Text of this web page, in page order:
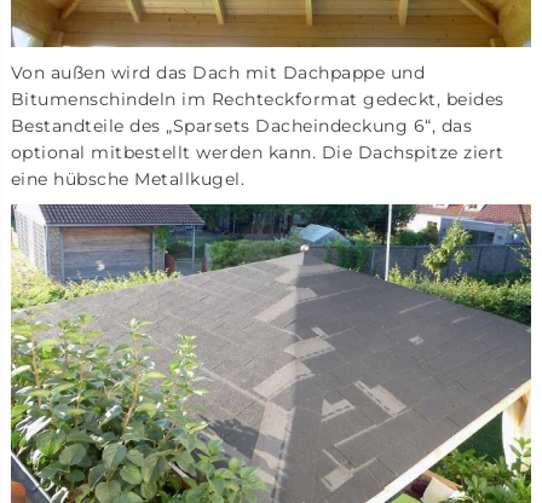
Von außen wird das Dach mit Dachpappe und
Bitumenschindeln im Rechteckformat gedeckt, beides
Bestandteile des „Sparsets Dacheindeckung 6“, das
optional mitbestellt werden kann. Die Dachspitze ziert
eine hübsche Metallkugel.